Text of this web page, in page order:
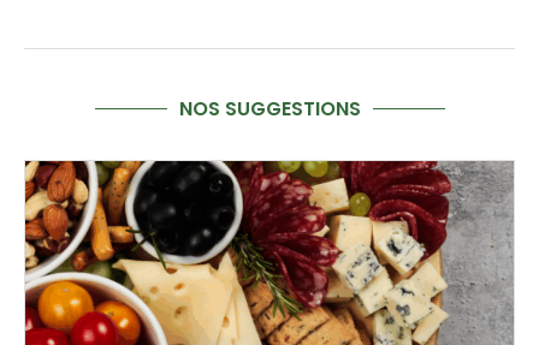
NOS SUGGESTIONS